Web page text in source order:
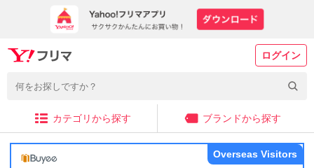
ログイン
カテゴリから探す ブランドから探す
Overseas Visitors